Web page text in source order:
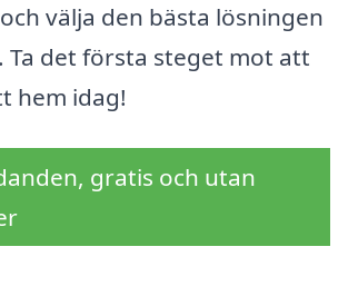
välja den bästa lösningen
det första steget mot att
hem idag!
gratis och utan